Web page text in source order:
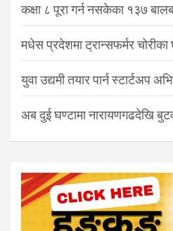
कक्षा ८ पूरा गर्न नसकेका १३७
मधेस प्रदेशमा ट्रान्सफर्मर
युवा उद्यमी तयार पार्न स्टार्टअप
अब दुई घण्टामा नारायणगढदेखि